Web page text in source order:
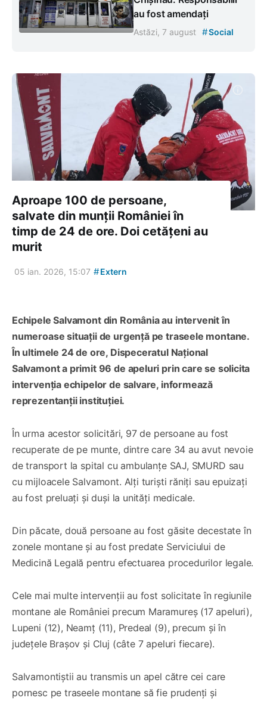
au fost amendați
Astăzi, 7 august #Social
Aproape 100 de persoane,
salvate din munții României în
timp de 24 de ore. Doi cetățeni au
murit
05 ian. 2026, 15:07 #Extern
Echipele Salvamont din România au intervenit în
numeroase situaţii de urgenţă pe traseele montane.
În ultimele 24 de ore, Dispeceratul Național
Salvamont a primit 96 de apeluri prin care se solicita
intervenţia echipelor de salvare, informează
reprezentanții instituției.
În urma acestor solicitări, 97 de persoane au fost
recuperate de pe munte, dintre care 34 au avut nevoie
de transport la spital cu ambulanțe SAJ, SMURD sau
cu mijloacele Salvamont. Alţi turiști răniți sau epuizați
au fost preluați și duși la unități medicale.
Din păcate, două persoane au fost găsite decestate în
zonele montane și au fost predate Serviciului de
Medicină Legală pentru efectuarea procedurilor legale.
Cele mai multe intervenţii au fost solicitate în regiunile
montane ale României precum Maramureș (17 apeluri),
Lupeni (12), Neamț (11), Predeal (9), precum și în
județele Brașov și Cluj (câte 7 apeluri fiecare).
Salvamontiștii au transmis un apel către cei care
pornesc pe traseele montane să fie prudenți și